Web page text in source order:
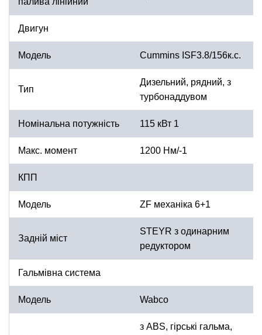
Двигун
Модель Cummins ISF3.8/156к.с.
Тип
Дизельний, рядний, з
турбонаддувом
Номінальна потужність 115 кВт 1
Макс. момент 1200 Нм/-1
КПП
Модель ZF механіка 6+1
Задній міст
STEYR з одинарним
редуктором
Гальмівна система
Модель Wabco
з ABS, гірські гальма,